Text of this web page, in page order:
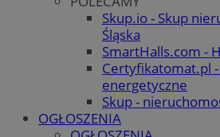
Skup.io - Skup
Śląska
SmartHalls.com -
Certyfikatomat.pl
energetyczne
Skup -
OGŁOSZENIA